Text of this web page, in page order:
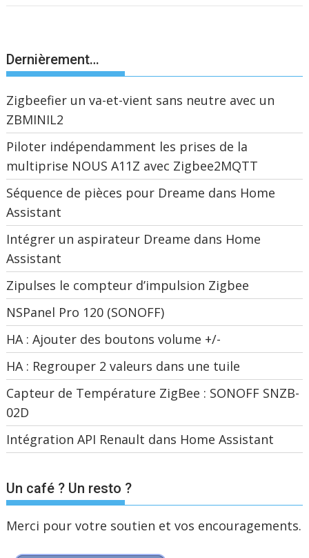
Dernièrement…
Zigbeefier un va-et-vient sans neutre avec un
ZBMINIL2
Piloter indépendamment les prises de la
multiprise NOUS A11Z avec Zigbee2MQTT
Séquence de pièces pour Dreame dans Home
Assistant
Intégrer un aspirateur Dreame dans Home
Assistant
Zipulses le compteur d’impulsion Zigbee
NSPanel Pro 120 (SONOFF)
HA : Ajouter des boutons volume +/-
HA : Regrouper 2 valeurs dans une tuile
Capteur de Température ZigBee : SONOFF SNZB-
02D
Intégration API Renault dans Home Assistant
Un café ? Un resto ?
Merci pour votre soutien et vos encouragements.